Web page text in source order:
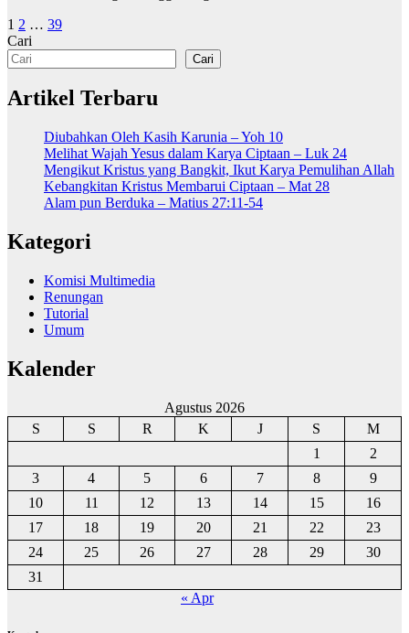
Paginasi
pos
1 2 … 39
Cari
Cari
Artikel Terbaru
Diubahkan Oleh Kasih Karunia – Yoh 10
Melihat Wajah Yesus dalam Karya Ciptaan – Luk 24
Mengikut Kristus yang Bangkit, Ikut Karya Pemulihan Allah
Kebangkitan Kristus Membarui Ciptaan – Mat 28
Alam pun Berduka – Matius 27:11-54
Kategori
Komisi Multimedia
Renungan
Tutorial
Umum
Kalender
Agustus 2026
S
S R K J S
M
1
2
3
4 5 6 7 8
9
10
11 12 13 14 15
16
17
18 19 20 21 22
23
24
25 26 27 28 29
30
31
« Apr